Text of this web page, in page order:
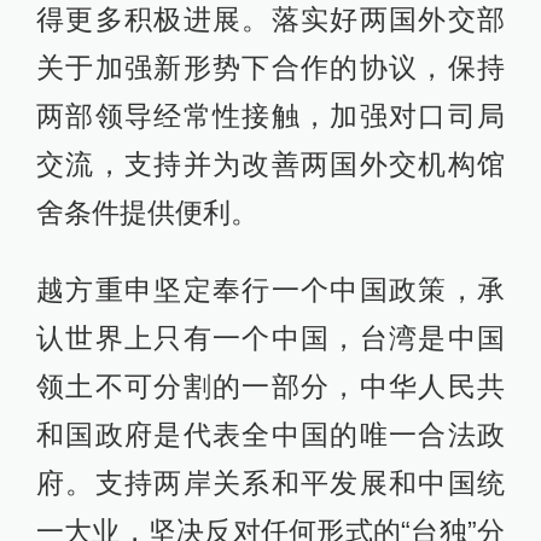
得更多积极进展。落实好两国外交部
关于加强新形势下合作的协议，保持
两部领导经常性接触，加强对口司局
交流，支持并为改善两国外交机构馆
舍条件提供便利。
越方重申坚定奉行一个中国政策，承
认世界上只有一个中国，台湾是中国
领土不可分割的一部分，中华人民共
和国政府是代表全中国的唯一合法政
府。支持两岸关系和平发展和中国统
一大业，坚决反对任何形式的“台独”分